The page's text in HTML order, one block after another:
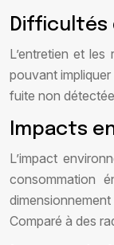
Difficultés
L’entretien et
pouvant
fuite non
Impacts
L’impact
consommation
Comparé à des